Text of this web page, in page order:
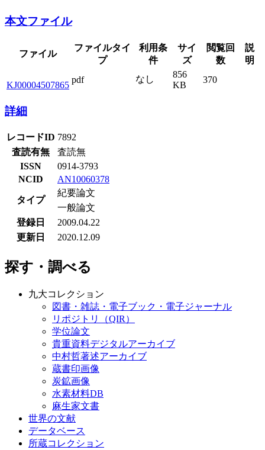
本文ファイル
ファイル
ファイルタイ
プ
利用条
件
サイ
ズ
閲覧回
数
説
明
KJ00004507865
pdf なし
856
KB
370
詳細
レコードID 7892
査読有無
査読無
ISSN
0914-3793
NCID
AN10060378
タイプ
紀要論文
一般論文
登録日
2009.04.22
更新日
2020.12.09
探す・調べる
九大コレクション
図書・雑誌・電子ブック・電子ジャーナル
リポジトリ（QIR）
学位論文
貴重資料デジタルアーカイブ
中村哲著述アーカイブ
蔵書印画像
炭鉱画像
水素材料DB
麻生家文書
世界の文献
データベース
所蔵コレクション